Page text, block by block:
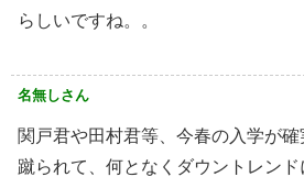
らしいですね。。
名無しさん
関戸君や田村君等、今春の入学が
蹴られて、何となくダウントレン